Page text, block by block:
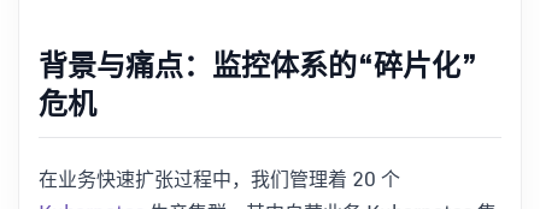
背景与痛点：监控体系的“碎片化”
危机
在业务快速扩张过程中，我们管理着 20 个